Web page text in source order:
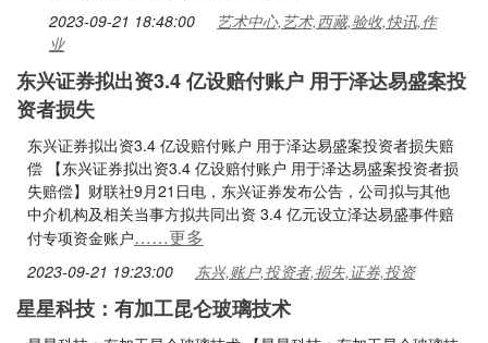
2023-09-21 18:48:00
艺术中心,艺术,西藏,验收,快讯,作
业
东兴证券拟出资3.4 亿设赔付账户 用于泽达易盛案投
资者损失
东兴证券拟出资3.4 亿设赔付账户 用于泽达易盛案投资者损失赔
偿 【东兴证券拟出资3.4 亿设赔付账户 用于泽达易盛案投资者损
失赔偿】财联社9月21日电，东兴证券发布公告，公司拟与其他
中介机构及相关当事方拟共同出资 3.4 亿元设立泽达易盛事件赔
付专项资金账户……更多
2023-09-21 19:23:00 东兴,账户,投资者,损失,证券,投资
星星科技：有加工昆仑玻璃技术